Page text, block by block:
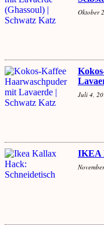
Oktober
Juli 4,
IKEA